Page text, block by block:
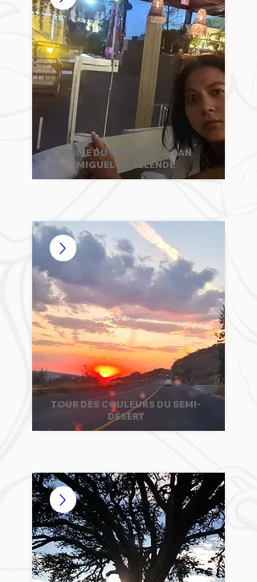
VISITE DU VIGNOBLE À SAN
MIGUEL DE ALLENDE
TOUR DES COULEURS DU SEMI-
DÉSERT